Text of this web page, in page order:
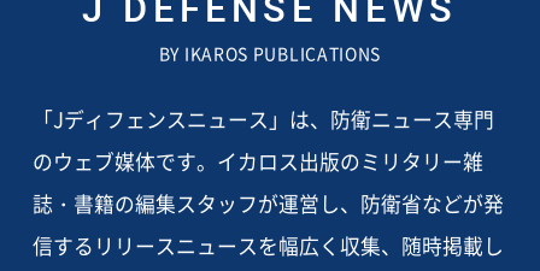
J DEFENSE NEWS
BY IKAROS PUBLICATIONS
「Jディフェンスニュース」は、防衛ニュース専門
のウェブ媒体です。イカロス出版のミリタリー雑
誌・書籍の編集スタッフが運営し、防衛省などが発
信するリリースニュースを幅広く収集、随時掲載し